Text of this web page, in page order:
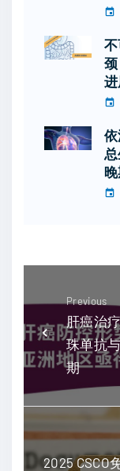
Previous
肝癌治
珠单抗
期
2025 CSCO